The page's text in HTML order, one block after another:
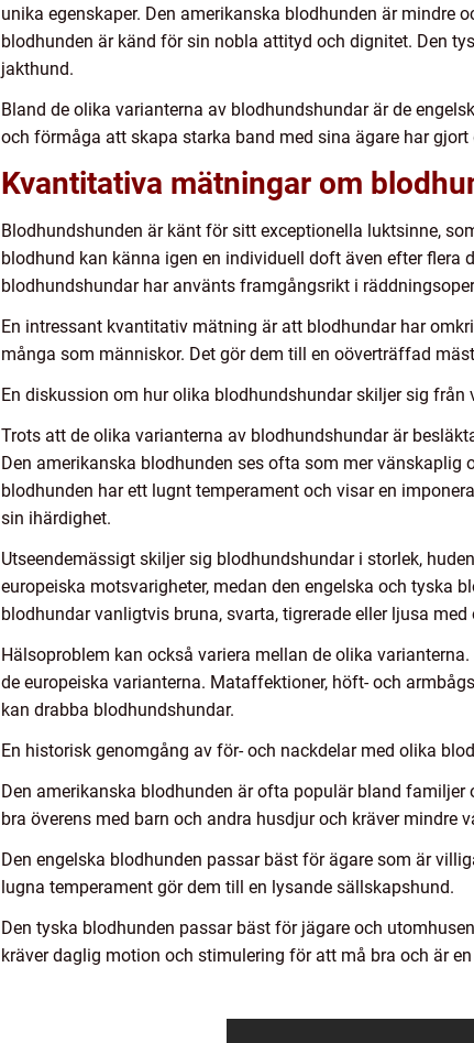
unika egenskaper. Den amerikanska blodhunden är mindre
blodhunden är känd för sin nobla attityd och dignitet. Den
jakthund.
Bland de olika varianterna av blodhundshundar är de
och förmåga att skapa starka band med sina ägare har
Kvantitativa mätningar om
Blodhundshunden är känt för sitt exceptionella luktsinne,
blodhund kan känna igen en individuell doft även efter flera
blodhundshundar har använts framgångsrikt i
En intressant kvantitativ mätning är att blodhundar har
många som människor. Det gör dem till en oöverträffad
En diskussion om hur olika blodhundshundar skiljer sig från
Trots att de olika varianterna av blodhundshundar är
Den amerikanska blodhunden ses ofta som mer
blodhunden har ett lugnt temperament och visar en
sin ihärdighet.
Utseendemässigt skiljer sig blodhundshundar i storlek,
europeiska motsvarigheter, medan den engelska och tyska
blodhundar vanligtvis bruna, svarta, tigrerade eller ljusa med
Hälsoproblem kan också variera mellan de olika
de europeiska varianterna. Mataffektioner, höft- och
kan drabba blodhundshundar.
En historisk genomgång av för- och nackdelar med olika
Den amerikanska blodhunden är ofta populär bland
bra överens med barn och andra husdjur och kräver mindre
Den engelska blodhunden passar bäst för ägare som är
lugna temperament gör dem till en lysande sällskapshund.
Den tyska blodhunden passar bäst för jägare och
kräver daglig motion och stimulering för att må bra och är